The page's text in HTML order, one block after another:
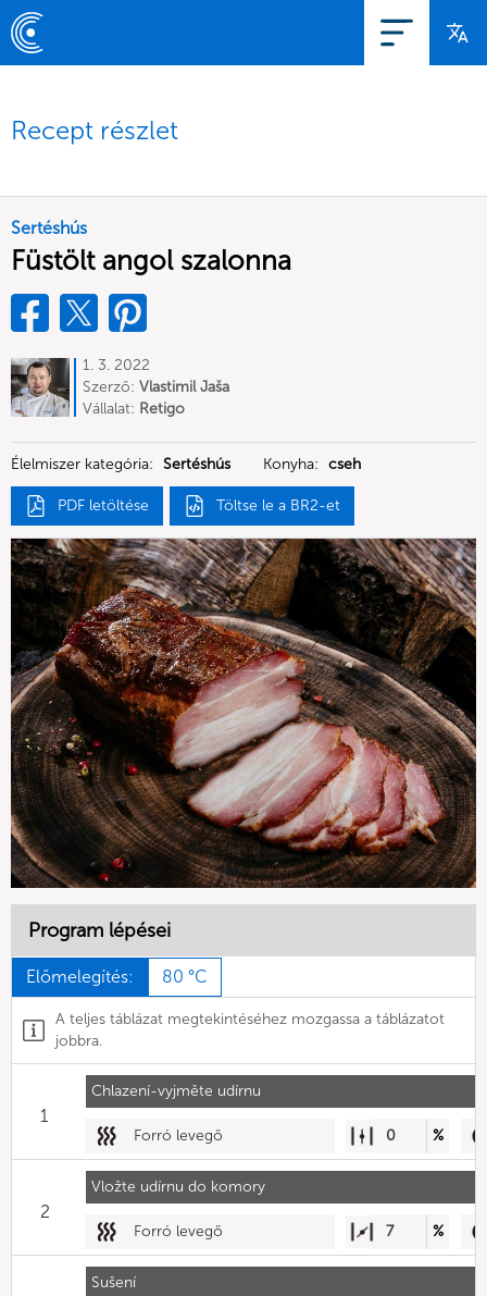
Recept részlet
Sertéshús
Füstölt angol szalonna
1. 3. 2022
Szerző: Vlastimil Jaša
Vállalat: Retigo
Élelmiszer kategória: Sertéshús Konyha: cseh
PDF letöltése Töltse le a BR2-et
Program lépései
Előmelegítés: 80 °C
A teljes táblázat megtekintéséhez mozgassa a táblázatot
jobbra.
Chlazení-vyjměte udírnu
1
Forró levegő 0 %
Vložte udírnu do komory
2
Forró levegő 7 %
Sušení